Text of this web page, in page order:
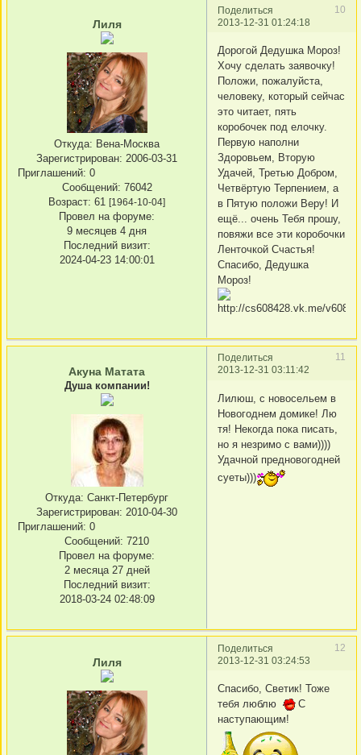
Поделиться
10
2013-12-31 01:24:18
Лиля
Откуда: Вена-Москва
Зарегистрирован: 2006-03-31
Приглашений: 0
Сообщений: 76042
Возраст: 61 [1964-10-04]
Провел на форуме:
9 месяцев 4 дня
Последний визит:
2024-04-23 14:00:01
Дорогой Дедушка Мороз!
Хочу сделать заявочку!
Положи, пожалуйста,
человеку, который сейчас
это читает, пять
коробочек под елочку.
Первую наполни
Здоровьем, Вторую
Удачей, Третью Добром,
Четвёртую Терпением, а
в Пятую положи Веру! И
ещё... очень Тебя прошу,
повяжи все эти коробочки
Ленточкой Счастья!
Спасибо, Дедушка
Мороз!
Поделиться
11
2013-12-31 03:11:42
Акуна Матата
Душа компании!
Откуда: Санкт-Петербург
Зарегистрирован: 2010-04-30
Приглашений: 0
Сообщений: 7210
Провел на форуме:
2 месяца 27 дней
Последний визит:
2018-03-24 02:48:09
Лилюш, с новосельем в
Новогоднем домике! Лю
тя! Некогда пока писать,
но я незримо с вами))))
Удачной предновогодней
суеты)))
Поделиться
12
2013-12-31 03:24:53
Лиля
Спасибо, Светик! Тоже
тебя люблю
С
наступающим!